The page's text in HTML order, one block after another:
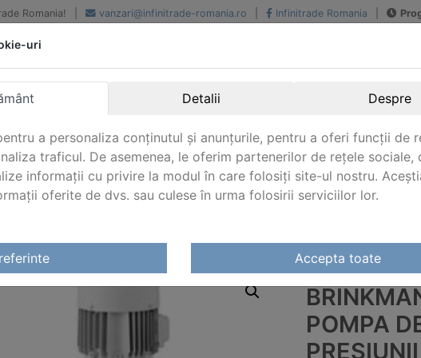
Romania! vanzari@infinitrade-romania.ro Infinitrade Romania
renume
National si international
Livrari din stoc intern sau
Pompe
a presiunii FH2
POMPA
uri
Detalii Despre
a personaliza conținutul și anunțurile, pentru a oferi funcții de
traficul. De asemenea, le oferim partenerilor de rețele sociale,
informații cu privire la modul în care folosiți site-ul nostru.
oferite de dvs. sau culese în urma folosirii serviciilor lor.
Accepta toate